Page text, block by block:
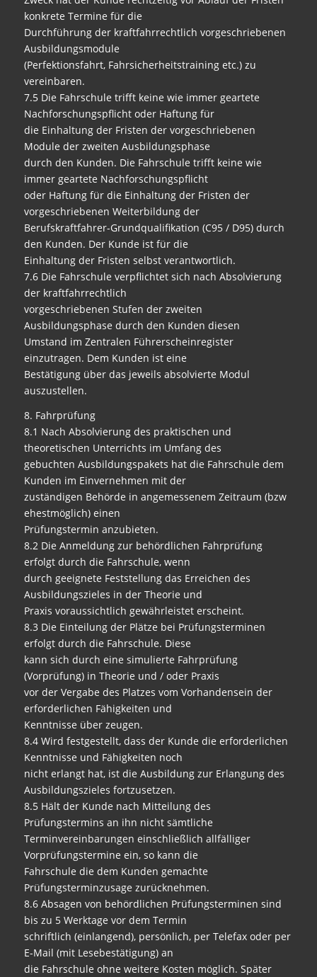
konkrete Termine für die
Durchführung der kraftfahrrechtlich vorgeschriebenen
Ausbildungsmodule
(Perfektionsfahrt, Fahrsicherheitstraining etc.) zu
vereinbaren.
7.5 Die Fahrschule trifft keine wie immer geartete
Nachforschungspflicht oder Haftung für
die Einhaltung der Fristen der vorgeschriebenen
Module der zweiten Ausbildungsphase
durch den Kunden. Die Fahrschule trifft keine wie
immer geartete Nachforschungspflicht
oder Haftung für die Einhaltung der Fristen der
vorgeschriebenen Weiterbildung der
Berufskraftfahrer-Grundqualifikation (C95 / D95) durch
den Kunden. Der Kunde ist für die
Einhaltung der Fristen selbst verantwortlich.
7.6 Die Fahrschule verpflichtet sich nach Absolvierung
der kraftfahrrechtlich
vorgeschriebenen Stufen der zweiten
Ausbildungsphase durch den Kunden diesen
Umstand im Zentralen Führerscheinregister
einzutragen. Dem Kunden ist eine
Bestätigung über das jeweils absolvierte Modul
auszustellen.
8. Fahrprüfung
8.1 Nach Absolvierung des praktischen und
theoretischen Unterrichts im Umfang des
gebuchten Ausbildungspakets hat die Fahrschule dem
Kunden im Einvernehmen mit der
zuständigen Behörde in angemessenem Zeitraum (bzw
ehestmöglich) einen
Prüfungstermin anzubieten.
8.2 Die Anmeldung zur behördlichen Fahrprüfung
erfolgt durch die Fahrschule, wenn
durch geeignete Feststellung das Erreichen des
Ausbildungszieles in der Theorie und
Praxis voraussichtlich gewährleistet erscheint.
8.3 Die Einteilung der Plätze bei Prüfungsterminen
erfolgt durch die Fahrschule. Diese
kann sich durch eine simulierte Fahrprüfung
(Vorprüfung) in Theorie und / oder Praxis
vor der Vergabe des Platzes vom Vorhandensein der
erforderlichen Fähigkeiten und
Kenntnisse über zeugen.
8.4 Wird festgestellt, dass der Kunde die erforderlichen
Kenntnisse und Fähigkeiten noch
nicht erlangt hat, ist die Ausbildung zur Erlangung des
Ausbildungszieles fortzusetzen.
8.5 Hält der Kunde nach Mitteilung des
Prüfungstermins an ihn nicht sämtliche
Terminvereinbarungen einschließlich allfälliger
Vorprüfungstermine ein, so kann die
Fahrschule die dem Kunden gemachte
Prüfungsterminzusage zurücknehmen.
8.6 Absagen von behördlichen Prüfungsterminen sind
bis zu 5 Werktage vor dem Termin
schriftlich (einlangend), persönlich, per Telefax oder per
E-Mail (mit Lesebestätigung) an
die Fahrschule ohne weitere Kosten möglich. Später